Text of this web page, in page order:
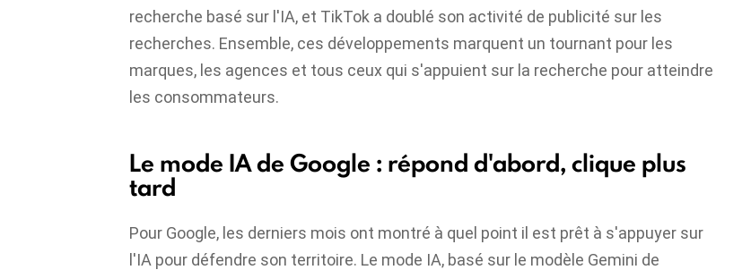
recherche basé sur l'IA, et TikTok a doublé son activité de publicité sur les
recherches. Ensemble, ces développements marquent un tournant pour les
marques, les agences et tous ceux qui s'appuient sur la recherche pour atteindre
les consommateurs.
Le mode IA de Google : répond d'abord, clique plus
tard
Pour Google, les derniers mois ont montré à quel point il est prêt à s'appuyer sur
l'IA pour défendre son territoire. Le mode IA, basé sur le modèle Gemini de